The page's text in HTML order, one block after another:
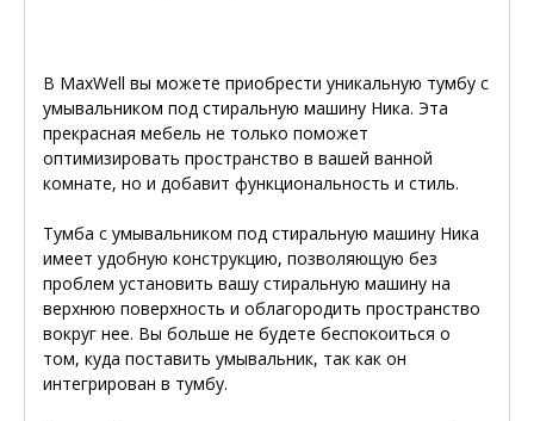
В MaxWell вы можете приобрести уникальную тумбу с
умывальником под стиральную машину Ника. Эта
прекрасная мебель не только поможет
оптимизировать пространство в вашей ванной
комнате, но и добавит функциональность и стиль.
Тумба с умывальником под стиральную машину Ника
имеет удобную конструкцию, позволяющую без
проблем установить вашу стиральную машину на
верхнюю поверхность и облагородить пространство
вокруг нее. Вы больше не будете беспокоиться о
том, куда поставить умывальник, так как он
интегрирован в тумбу.